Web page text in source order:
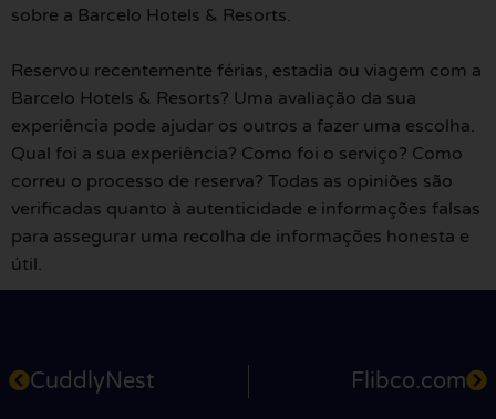
sobre a Barcelo Hotels & Resorts.
Reservou recentemente férias, estadia ou viagem com a
Barcelo Hotels & Resorts? Uma avaliação da sua
experiência pode ajudar os outros a fazer uma escolha.
Qual foi a sua experiência? Como foi o serviço? Como
correu o processo de reserva? Todas as opiniões são
verificadas quanto à autenticidade e informações falsas
para assegurar uma recolha de informações honesta e
útil.
CuddlyNest Flibco.com